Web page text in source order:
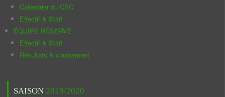
Calendrier du CSC
Effectif & Staff
ÉQUIPE RÉSERVE
Effectif & Staff
Résultats & classement
SAISON 2019/2020